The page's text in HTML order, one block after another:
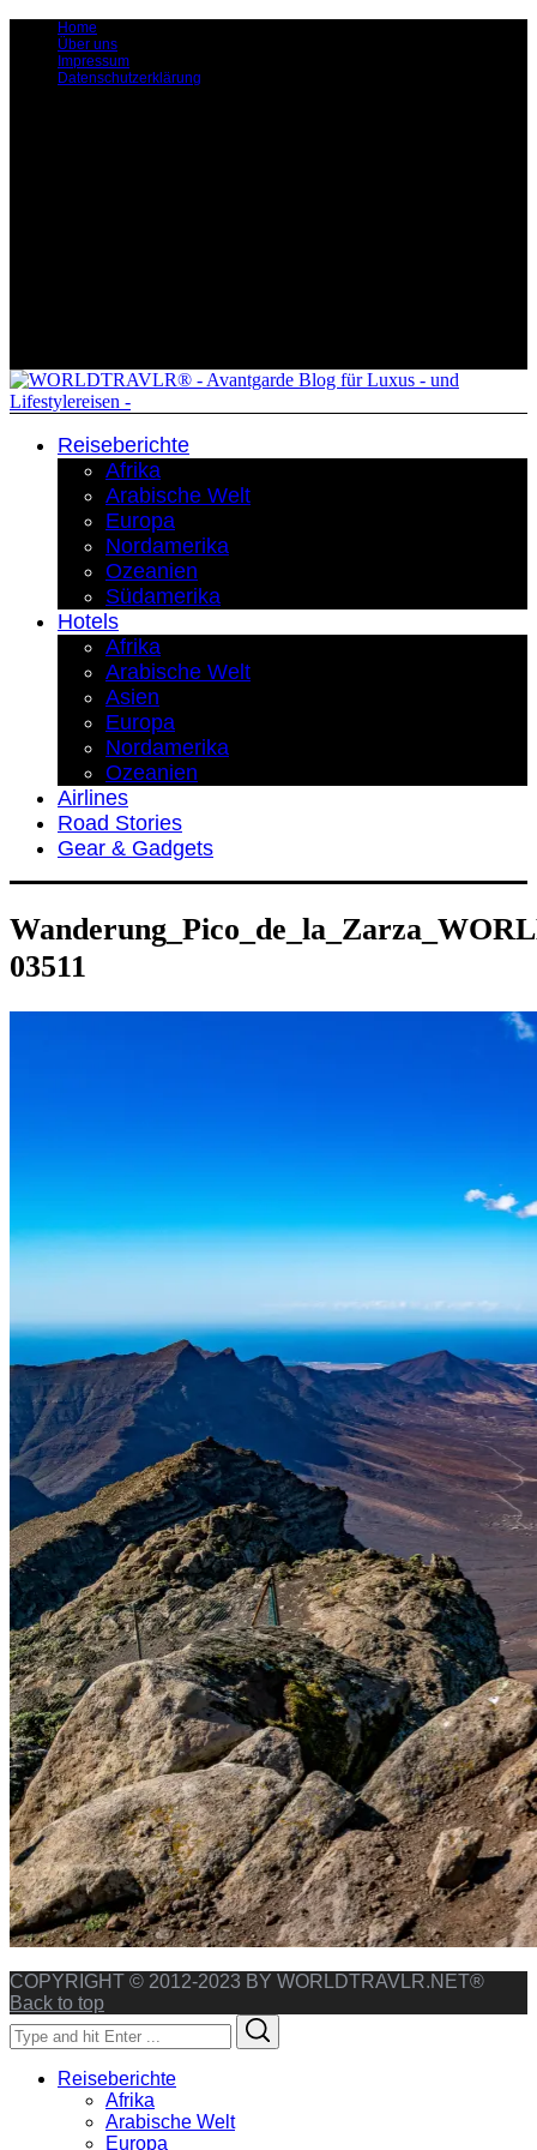
Home
Über uns
Impressum
Datenschutzerklärung
Reiseberichte
Afrika
Arabische Welt
Europa
Nordamerika
Ozeanien
Südamerika
Hotels
Afrika
Arabische Welt
Asien
Europa
Nordamerika
Ozeanien
Airlines
Road Stories
Gear & Gadgets
03511
COPYRIGHT © 2012-2023 BY WORLDTRAVLR.NET®
Back to top
Search
for:
Reiseberichte
Afrika
Arabische Welt
Europa